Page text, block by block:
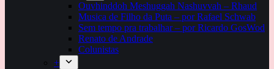
Ouvhinddoh Meshuggah Nashuvvah – Rhaud
Musica de Filho da Puta – por Rafael Schwab
Sem tempo pra trabalhar – por Ricardo GosWod
Renato de Andrade
Colunistas
+